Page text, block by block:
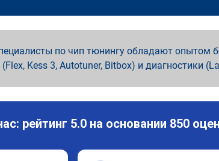
по чип тюнингу обладают опытом
Kess 3, Autotuner, Bitbox) и диагностики
рейтинг 5.0 на основании 850